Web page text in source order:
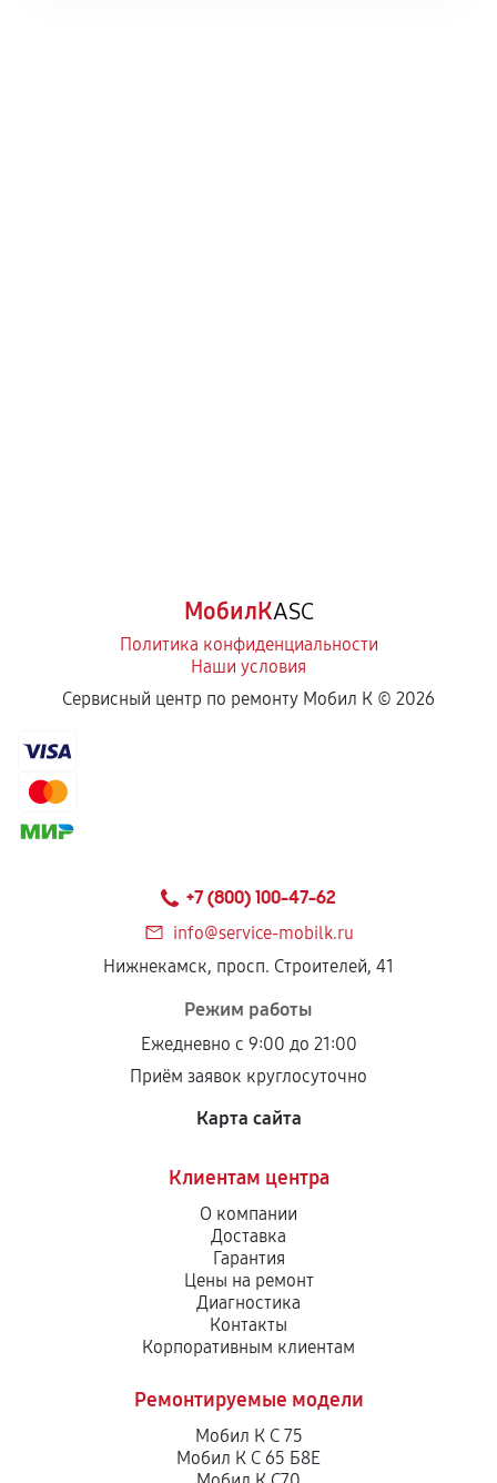
МобилКASC
Политика конфиденциальности
Наши условия
Сервисный центр по ремонту Мобил К © 2026
+7 (800) 100-47-62
info@service-mobilk.ru
Нижнекамск, просп. Строителей, 41
Режим работы
Ежедневно с 9:00 до 21:00
Приём заявок круглосуточно
Карта сайта
Клиентам центра
О компании
Доставка
Гарантия
Цены на ремонт
Диагностика
Контакты
Корпоративным клиентам
Ремонтируемые модели
Мобил К С 75
Мобил К С 65 Б8Е